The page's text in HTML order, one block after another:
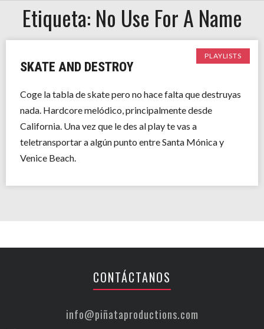
EXPOSICIONES
HISTORIAS
Etiqueta: No Use For A Name
PLAYLISTS
SKATE AND DESTROY
Coge la tabla de skate pero no hace falta que destruyas
nada. Hardcore melódico, principalmente desde
California. Una vez que le des al play te vas a
teletransportar a algún punto entre Santa Mónica y
Venice Beach.
CONTÁCTANOS
info@piñataproductions.com